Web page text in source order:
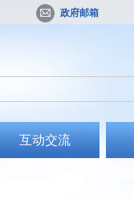
政府邮箱
互动交流